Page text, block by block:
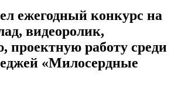
ежегодный конкурс на
видеоролик,
проектную работу среди
«Милосердные